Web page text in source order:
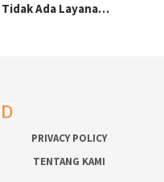
Tidak Ada Layana…
PRIVACY POLICY
TENTANG KAMI